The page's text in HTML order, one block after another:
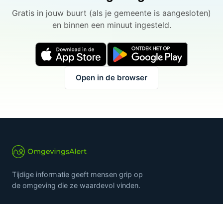
Gratis in jouw buurt (als je gemeente is aangesloten)
en binnen een minuut ingesteld.
Open in de browser
Tijdige informatie geeft mensen grip op
de omgeving die ze waardevol vinden.